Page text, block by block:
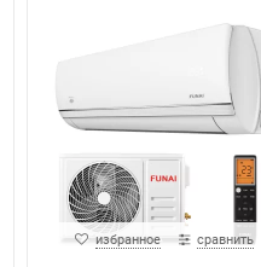
избранное сравнить